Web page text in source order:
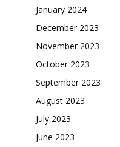
January 2024
December 2023
November 2023
October 2023
September 2023
August 2023
July 2023
June 2023